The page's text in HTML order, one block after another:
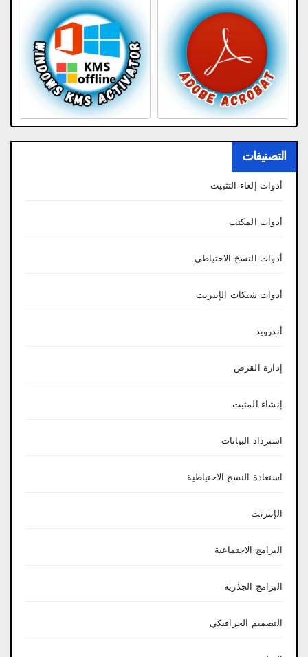
التصنيفات
أدوات إلغاء التثبيت
أدوات المكتب
أدوات النسخ الاحتياطي
أدوات شبكات الإنترنت
أندرويد
إدارة القرص
إنشاء المثبت
استرداد البيانات
استعادة النسخ الاحتياطية
الإنترنت
البرامج الاجتماعية
البرامج الجذرية
التصميم الجرافيكي